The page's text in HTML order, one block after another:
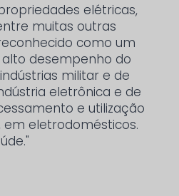
elétricas,
muitas outras
como um
desempenho do
militar e de
eletrônica e de
e utilização
eletrodomésticos.